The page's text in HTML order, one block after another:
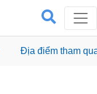
Địa điểm tham